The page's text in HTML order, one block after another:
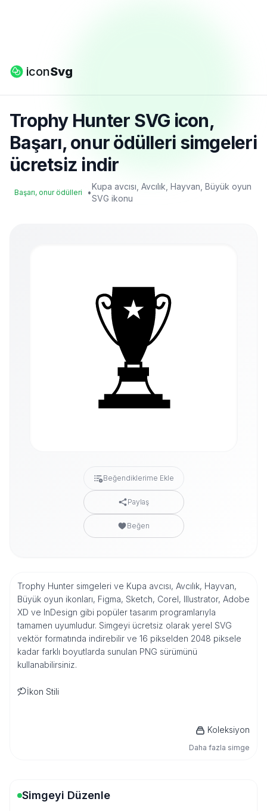
iconSvg
Trophy Hunter SVG icon,
Başarı, onur ödülleri simgeleri
ücretsiz indir
Başarı, onur ödülleri •
Kupa avcısı, Avcılık, Hayvan, Büyük oyun
SVG ikonu
Beğendiklerime Ekle
Paylaş
Beğen
Trophy Hunter simgeleri ve Kupa avcısı, Avcılık, Hayvan,
Büyük oyun ikonları, Figma, Sketch, Corel, Illustrator, Adobe
XD ve InDesign gibi popüler tasarım programlarıyla
tamamen uyumludur. Simgeyi ücretsiz olarak yerel SVG
vektör formatında indirebilir ve 16 pikselden 2048 piksele
kadar farklı boyutlarda sunulan PNG sürümünü
kullanabilirsiniz.
İkon Stili
Koleksiyon
Daha fazla simge
Simgeyi Düzenle